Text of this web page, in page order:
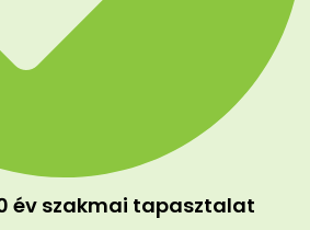
év szakmai tapasztalat